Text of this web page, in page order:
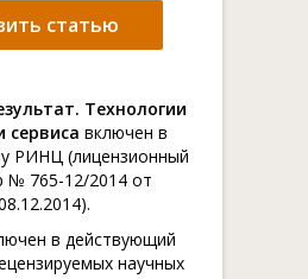
статью
Технологии
сервиса включен в
РИНЦ (лицензионный
№ 765-12/2014 от
в действующий
научных